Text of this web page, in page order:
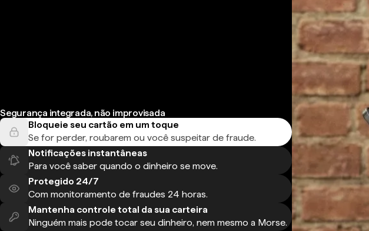
Segurança integrada, não improvisada
Bloqueie seu cartão em um toque
Se for perder, roubarem ou você suspeitar de fraude.
Notificações instantâneas
Para você saber quando o dinheiro se move.
Protegido 24/7
Com monitoramento de fraudes 24 horas.
Mantenha controle total da sua carteira
Ninguém mais pode tocar seu dinheiro, nem mesmo a Morse.